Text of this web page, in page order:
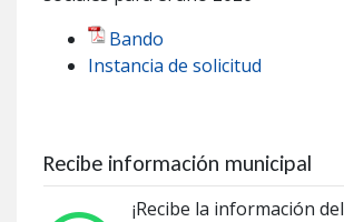
Bando
Instancia de solicitud
Recibe información municipal
¡Recibe la información del